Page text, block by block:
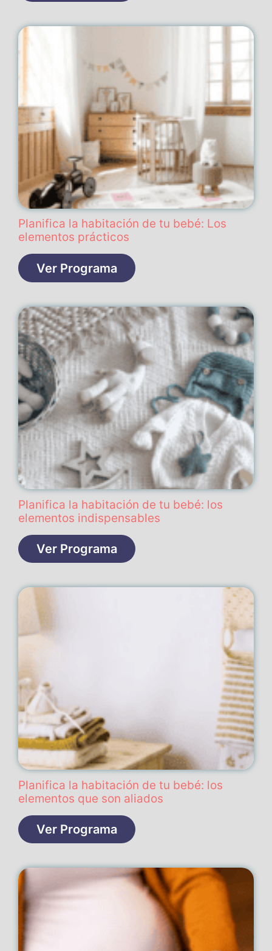
Planifica la habitación de tu bebé: Los
elementos prácticos
Ver Programa
Planifica la habitación de tu bebé: los
elementos indispensables
Ver Programa
Planifica la habitación de tu bebé: los
elementos que son aliados
Ver Programa